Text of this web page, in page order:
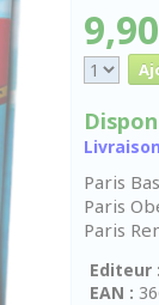
Paris
Paris
Paris
Editeur :
EAN :